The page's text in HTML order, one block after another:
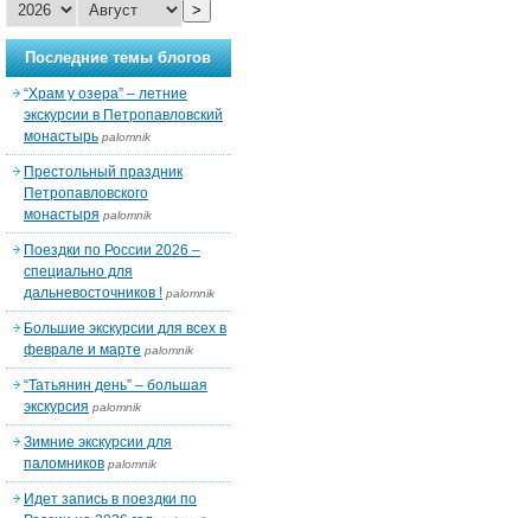
>
Последние темы блогов
“Храм у озера” – летние
экскурсии в Петропавловский
монастырь palomnik
Престольный праздник
Петропавловского
монастыря palomnik
Поездки по России 2026 –
специально для
дальневосточников ! palomnik
Большие экскурсии для всех в
феврале и марте palomnik
“Татьянин день” – большая
экскурсия palomnik
Зимние экскурсии для
паломников palomnik
Идет запись в поездки по